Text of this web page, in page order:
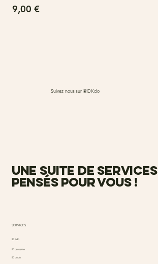
Prix
9,00 €
Suivez-nous sur @IDKdo
une suite de services
pensés pour vous !
SERVICES
ID Kdo
ID causette
ID dodo